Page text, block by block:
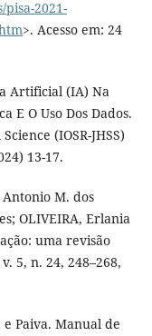
2021-
>. Acesso em: 24
Artificial (IA) Na
E O Uso Dos Dados.
(IOSR-JHSS)
13-17.
Antonio M. dos
OLIVEIRA, Erlania
uma revisão
5, n. 24, 248–268,
Paiva. Manual de